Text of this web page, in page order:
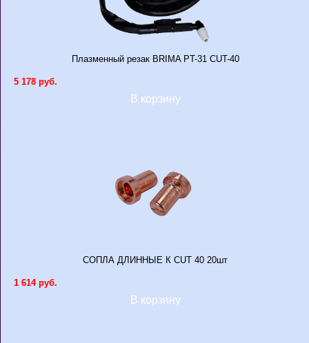
Плазменный резак BRIMA PT-31 CUT-40
5 178 руб.
В корзину
СОПЛА ДЛИННЫЕ К CUT 40 20шт
1 614 руб.
В корзину